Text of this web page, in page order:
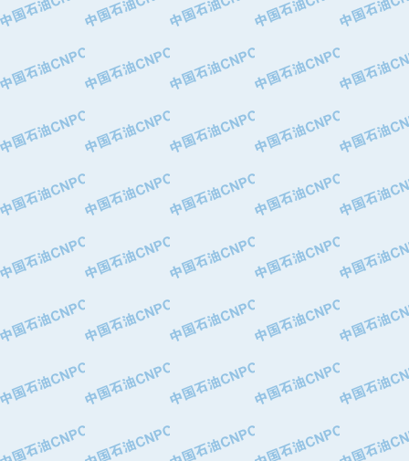
·大庆油田有限责任公司
·中国石油华北油田公司
·中国石油锦西石化分公司
·天津钢管集团股份有限公司
·深圳市肯多斯实业发展有限公司
·瓦卢瑞克.曼内斯曼石油专用管（德
·无锡西姆莱斯石油专用管制造有限公
·武汉钢铁（集团）公司
·太原钢铁(集团)有限公司
·马鞍山钢铁股份有限公司
·中国石油天然气股份有限公司兰州石